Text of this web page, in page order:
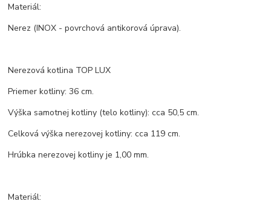
Materiál:
Nerez (INOX - povrchová antikorová úprava).
Nerezová kotlina TOP LUX
Priemer kotliny: 36 cm.
Výška samotnej kotliny (telo kotliny): cca 50,5 cm.
Celková výška nerezovej kotliny: cca 119 cm.
Hrúbka nerezovej kotliny je 1,00 mm.
Materiál: